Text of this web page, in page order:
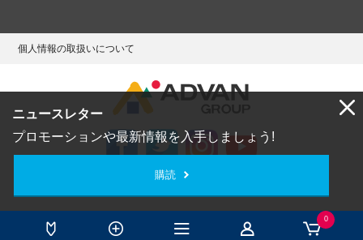
0
ニュースレター
プロモーションや最新情報を入手しましょう!
購読
個人情報の取扱いについて